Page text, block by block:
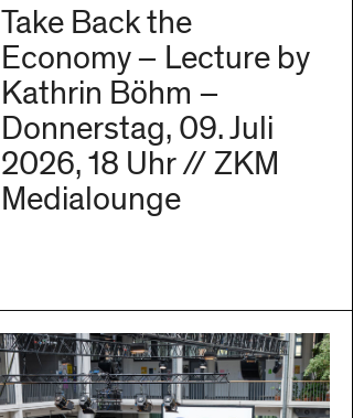
Take Back the
Economy – Lecture by
Kathrin Böhm –
Donnerstag, 09. Juli
2026, 18 Uhr // ZKM
Medialounge